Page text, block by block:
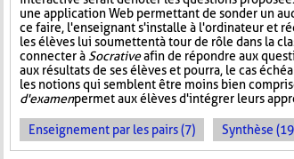
une application Web permettant de sonder un
ce faire, l'enseignant s'installe à l'ordinateur et
les élèves lui soumettent à tour de rôle dans la
connecter àSocrativeafin de répondre aux
aux résultats de ses élèves et pourra, le cas
les notions qui semblent être moins bien
d'examenpermet aux élèves d'intégrer leurs
Enseignement par les pairs (7) Synthèse